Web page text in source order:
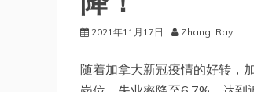
2021年11月17日 Zhang, Ray
随着加拿大新冠疫情的好转，